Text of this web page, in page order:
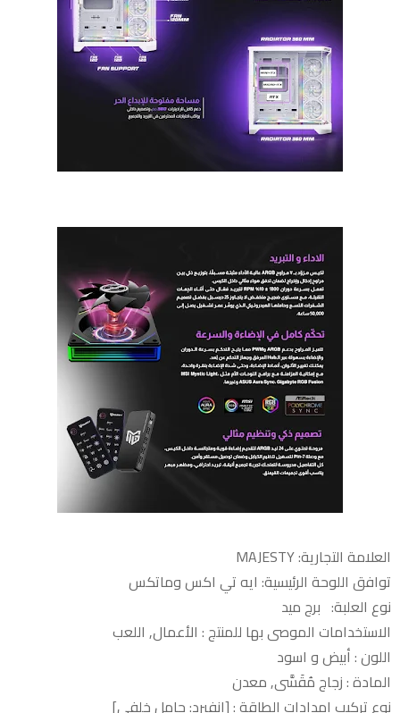
العلامة التجارية: MAJESTY
توافق اللوحة الرئيسية: ايه تي اكس وماتكس
نوع العلبة: برج ميد
الاستخدامات الموصى بها للمنتج : الأعمال, اللعب
اللون : أبيض و اسود
المادة : زجاج مُقَسَّى, معدن
نوع تركيب إمدادات الطاقة : [إنفيرد: حامل خلفي]